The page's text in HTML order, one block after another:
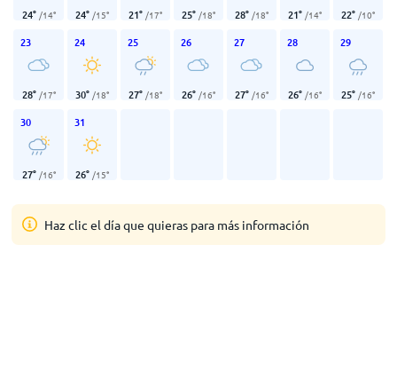
24° /14° 24° /15° 21° /17° 25° /18° 28° /18° 21° /14° 22° /10°
23
28° /17°
24
30° /18°
25
27° /18°
26
26° /16°
27
27° /16°
28
26° /16°
29
25° /16°
30
27° /16°
31
26° /15°
Haz clic el día que quieras para más información